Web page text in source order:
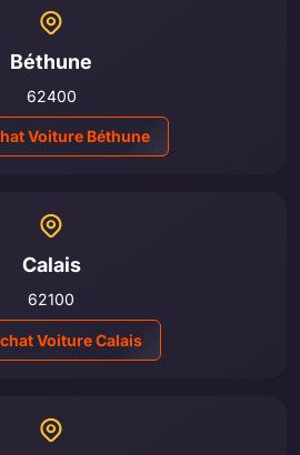
Béthune
62400
Voiture Béthune
Calais
62100
Voiture Calais